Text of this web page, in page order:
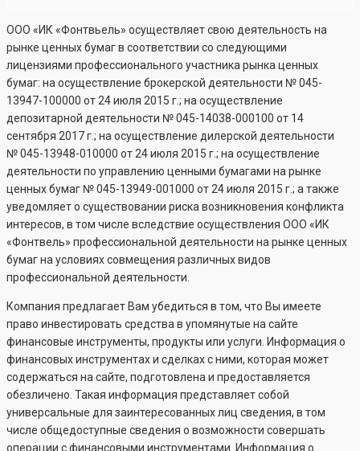
ООО «ИК «Фонтвьель» осуществляет свою деятельность на
рынке ценных бумаг в соответствии со следующими
лицензиями профессионального участника рынка ценных
бумаг: на осуществление брокерской деятельности №045-
13947-100000 от 24 июля 2015 г.; на осуществление
депозитарной деятельности №045-14038-000100 от 14
сентября 2017 г.; на осуществление дилерской деятельности
№045-13948-010000 от 24 июля 2015 г.; на осуществление
деятельности по управлению ценными бумагами на рынке
ценных бумаг №045-13949-001000 от 24 июля 2015 г.; а также
уведомляет о существовании риска возникновения конфликта
интересов, в том числе вследствие осуществления ООО «ИК
«Фонтвель» профессиональной деятельности на рынке ценных
бумаг на условиях совмещения различных видов
профессиональной деятельности.
Компания предлагает Вам убедиться в том, что Вы имеете
право инвестировать средства в упомянутые на сайте
финансовые инструменты, продукты или услуги. Информация о
финансовых инструментах и сделках с ними, которая может
содержаться на сайте, подготовлена и предоставляется
обезличено. Такая информация представляет собой
универсальные для заинтересованных лиц сведения, в том
числе общедоступные сведения о возможности совершать
операции с финансовыми инструментами. Информация о